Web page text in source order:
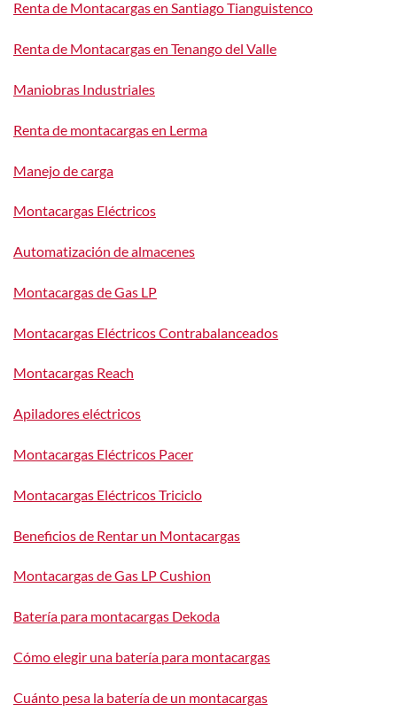
Renta de Montacargas en Santiago Tianguistenco
Renta de Montacargas en Tenango del Valle
Maniobras Industriales
Renta de montacargas en Lerma
Manejo de carga
Montacargas Eléctricos
Automatización de almacenes
Montacargas de Gas LP
Montacargas Eléctricos Contrabalanceados
Montacargas Reach
Apiladores eléctricos
Montacargas Eléctricos Pacer
Montacargas Eléctricos Triciclo
Beneficios de Rentar un Montacargas
Montacargas de Gas LP Cushion
Batería para montacargas Dekoda
Cómo elegir una batería para montacargas
Cuánto pesa la batería de un montacargas